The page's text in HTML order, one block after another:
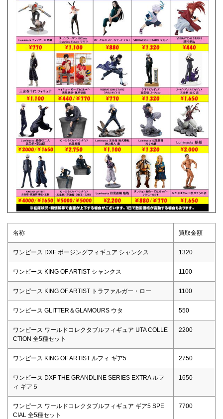
名称 買取金額
ワンピース DXF ポージングフィギュア シャンクス 1320
ワンピース KING OF ARTIST シャンクス 1100
ワンピース KING OF ARTIST トラファルガー・ロー 1100
ワンピース GLITTER＆GLAMOURS ウタ 550
ワンピース ワールドコレクタブルフィギュア UTA COLLE
CTION 全5種セット
2200
ワンピース KING OF ARTIST ルフィ ギア5 2750
ワンピース DXF THE GRANDLINE SERIES EXTRA ルフ
ィ ギア５
1650
ワンピース ワールドコレクタブルフィギュア ギア5 SPE
CIAL 全5種セット
7700